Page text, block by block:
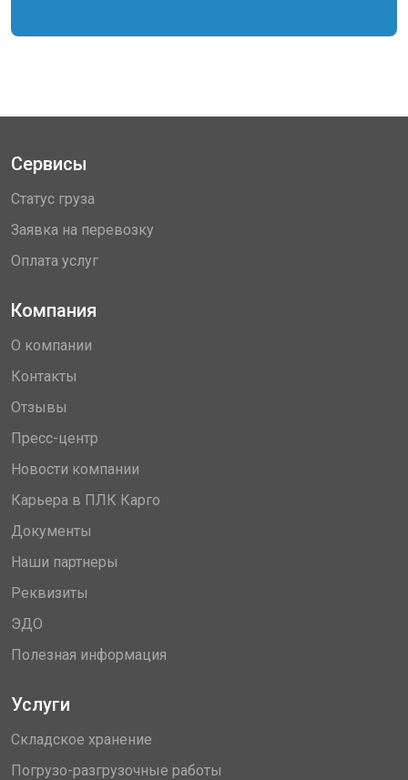
Сервисы
Статус груза
Заявка на перевозку
Оплата услуг
Компания
О компании
Контакты
Отзывы
Пресс-центр
Новости компании
Карьера в ПЛК Карго
Документы
Наши партнеры
Реквизиты
ЭДО
Полезная информация
Услуги
Складское хранение
Погрузо-разгрузочные работы